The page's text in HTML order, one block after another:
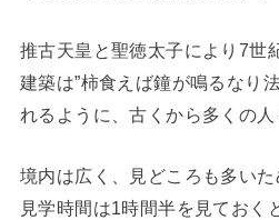
推古天皇と聖徳太子により7世
建築は”柿食えば鐘が鳴るなり
れるように、古くから多くの人
境内は広く、見どころも多い
見学時間は1時間半を見ておく